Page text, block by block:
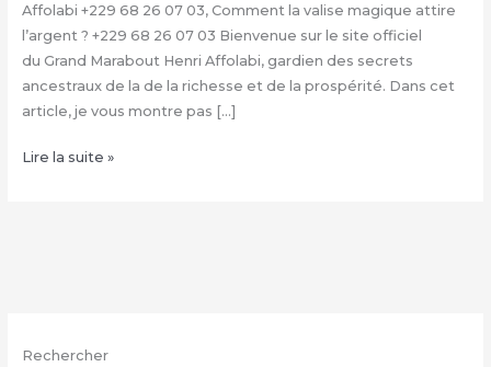
Affolabi +229 68 26 07 03, Comment la valise magique attire
l’argent ? +229 68 26 07 03 Bienvenue sur le site officiel
du Grand Marabout Henri Affolabi, gardien des secrets
ancestraux de la de la richesse et de la prospérité. Dans cet
article, je vous montre pas […]
Condition
07
Lire la suite »
Rechercher